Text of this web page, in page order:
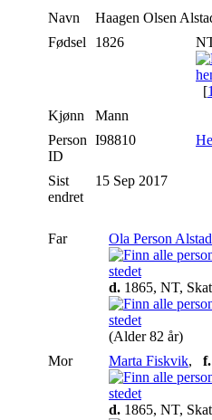
Navn Haagen Olsen
Fødsel
1826
[
Kjønn
Mann
Person
ID
I98810
Sist
endret
15 Sep 2017
Far Ola Person Alstad
d. 1865, NT,
(Alder 82 år)
Mor
Marta Fiskvik, f.
d. 1865, NT,